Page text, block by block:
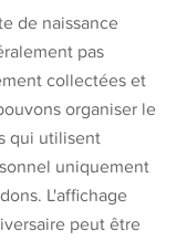
de naissance
pas
collectées et
organiser le
qui utilisent
uniquement
L'affichage
peut être